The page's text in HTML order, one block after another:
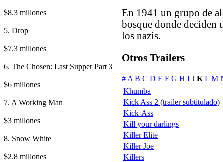
$8.3 millones
5. Drop
$7.3 millones
6. The Chosen: Last Supper Part 3
$6 millones
7. A Working Man
$3 millones
8. Snow White
$2.8 millones
En 1941 un grupo de
bosque donde deciden
los nazis.
Otros Trailers
# A B C D E F G H I J K L M
Khumba
Kick Ass 2 (trailer subtitulado)
Kick-Ass
Kill your darlings
Killer Elite
Killer Joe
Killers